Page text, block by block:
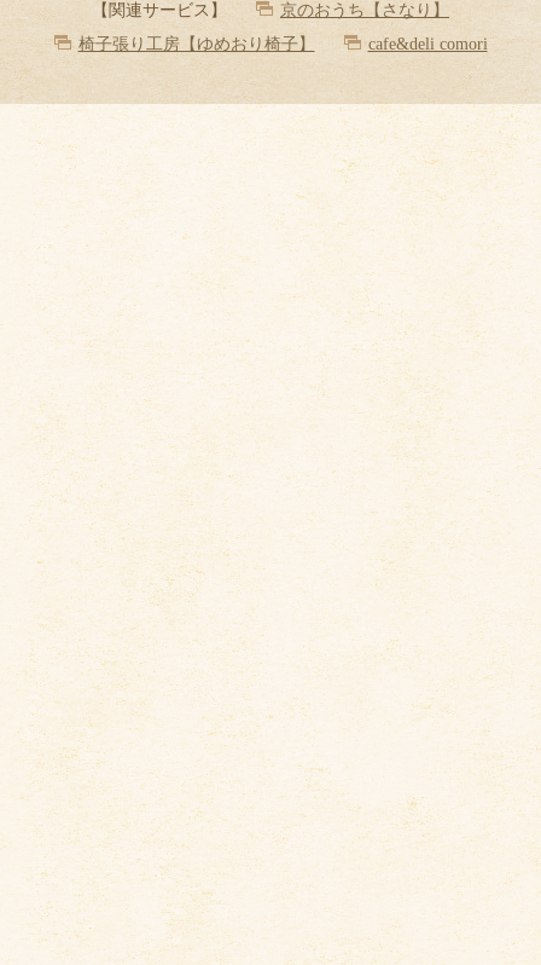
【関連サービス】
京のおうち【さなり】
椅子張り工房【ゆめおり椅子】
cafe&deli comori